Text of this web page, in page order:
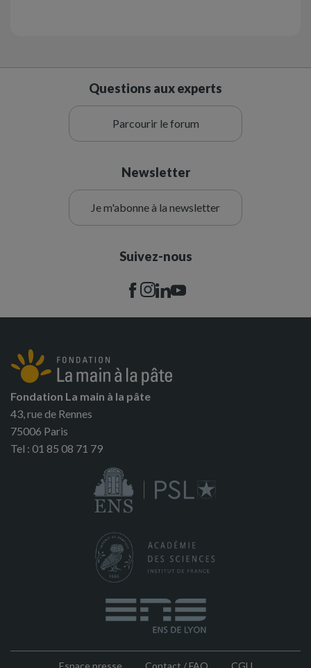
Questions aux experts
Parcourir le forum
Newsletter
Je m'abonne à la newsletter
Suivez-nous
Fondation La main à la pâte
43, rue de Rennes
75006 Paris
Tel : 01 85 08 71 79